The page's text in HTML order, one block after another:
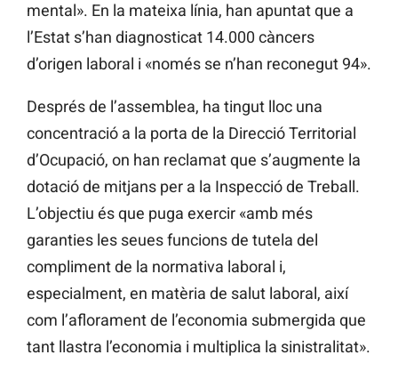
mental». En la mateixa línia, han apuntat que a
l’Estat s’han diagnosticat 14.000 càncers
d’origen laboral i «només se n’han reconegut 94».
Després de l’assemblea, ha tingut lloc una
concentració a la porta de la Direcció Territorial
d’Ocupació, on han reclamat que s’augmente la
dotació de mitjans per a la Inspecció de Treball.
L’objectiu és que puga exercir «amb més
garanties les seues funcions de tutela del
compliment de la normativa laboral i,
especialment, en matèria de salut laboral, així
com l’aflorament de l’economia submergida que
tant llastra l’economia i multiplica la sinistralitat».